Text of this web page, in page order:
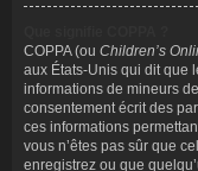
COPPA (ou Children’s
aux États-Unis qui dit que
informations de mineurs
consentement écrit des
ces informations
vous n’êtes pas sûr que
enregistrez ou que